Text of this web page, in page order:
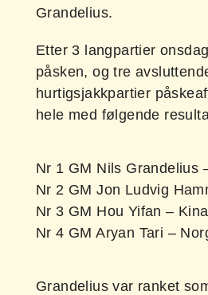
Grandelius.
Etter 3 langpartier
påsken, og tre
hurtigsjakkpartier
hele med følgende
Nr 1 GM Nils Grandelius
Nr 2 GM Jon Ludvig
Nr 3 GM Hou Yifan –
Nr 4 GM Aryan Tari –
Grandelius var ranket